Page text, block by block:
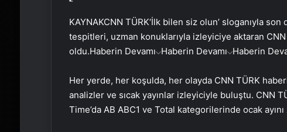
KAYNAKCNN TÜRK‘İlk bilen siz olun’ sloganıyla
tespitleri, uzman konuklarıyla izleyiciye aktaran
oldu.Haberin Devamı Haberin Devamı Haberin
Her yerde, her koşulda, her olayda CNN TÜRK
analizler ve sıcak yayınlar izleyiciyle buluştu. CNN
Time’da AB ABC1 ve Total kategorilerinde ocak